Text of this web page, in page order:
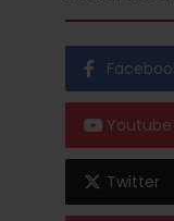
Youtube
Twitter